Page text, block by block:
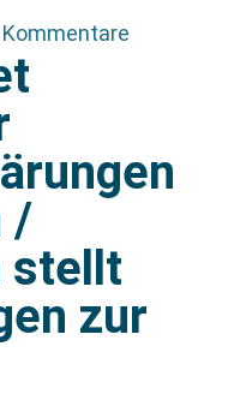
Kommentare
/
stellt
zur